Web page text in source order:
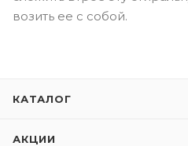
возить ее с собой.
КАТАЛОГ
АКЦИИ